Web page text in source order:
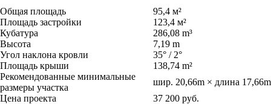
Общая площадь
95,4 м²
Площадь застройки
123,4 м²
Кубатура
286,08 m³
Высота
7,19 m
Угол наклона кровли
35° / 2°
Площадь крыши
138,74 m²
Рекомендованные минимальные
размеры участка
шир. 20,66m × длина 17,66m
Цена проекта
37 200 руб.